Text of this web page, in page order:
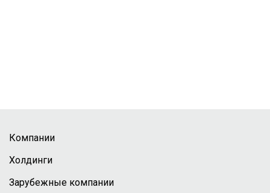
Компании
Холдинги
Зарубежные компании